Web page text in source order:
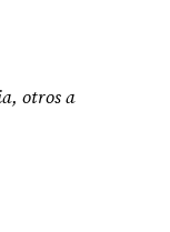
otros a